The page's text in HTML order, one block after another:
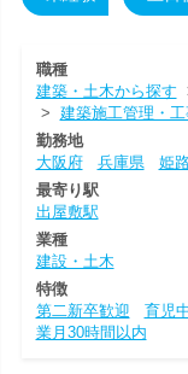
職種
建築・土木から探す
> 建築施工管理・
勤務地
大阪府
兵庫県 姫
最寄り駅
出屋敷駅
業種
建設・土木
特徴
第二新卒歓迎
育児
業月30時間以内